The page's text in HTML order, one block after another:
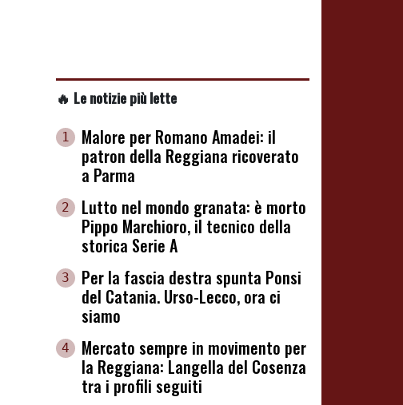
🔥 Le notizie più lette
1
Malore per Romano Amadei: il
patron della Reggiana ricoverato
a Parma
2
Lutto nel mondo granata: è morto
Pippo Marchioro, il tecnico della
storica Serie A
3
Per la fascia destra spunta Ponsi
del Catania. Urso-Lecco, ora ci
siamo
4
Mercato sempre in movimento per
la Reggiana: Langella del Cosenza
tra i profili seguiti